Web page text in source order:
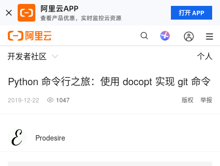
打开 APP
开发者社区 个人
Python 命令行之旅：使用 docopt 实现 git 命令
2019-12-22 1047 版权 举报
Prodesire